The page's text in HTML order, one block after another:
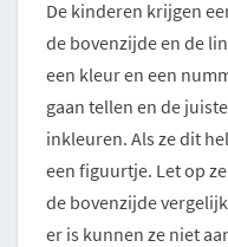
De kinderen krijgen
de bovenzijde en de
een kleur en een
gaan tellen en de
inkleuren. Als ze dit
een figuurtje. Let op
de bovenzijde
er is kunnen ze niet